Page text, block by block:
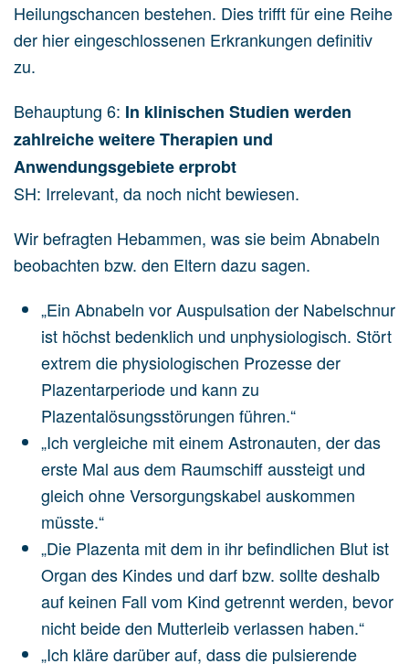
Heilungschancen bestehen. Dies trifft für eine Reihe
der hier eingeschlossenen Erkrankungen definitiv
zu.
Behauptung 6: In klinischen Studien werden
zahlreiche weitere Therapien und
Anwendungsgebiete erprobt
SH: Irrelevant, da noch nicht bewiesen.
Wir befragten Hebammen, was sie beim Abnabeln
beobachten bzw. den Eltern dazu sagen.
„Ein Abnabeln vor Auspulsation der Nabelschnur
ist höchst bedenklich und unphysiologisch. Stört
extrem die physiologischen Prozesse der
Plazentarperiode und kann zu
Plazentalösungsstörungen führen.“
„Ich vergleiche mit einem Astronauten, der das
erste Mal aus dem Raumschiff aussteigt und
gleich ohne Versorgungskabel auskommen
müsste.“
„Die Plazenta mit dem in ihr befindlichen Blut ist
Organ des Kindes und darf bzw. sollte deshalb
auf keinen Fall vom Kind getrennt werden, bevor
nicht beide den Mutterleib verlassen haben.“
„Ich kläre darüber auf, dass die pulsierende